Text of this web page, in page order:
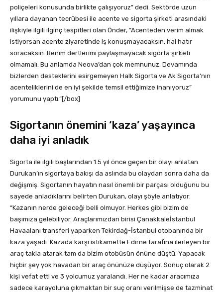
poliçeleri konusunda birlikte çalışıyoruz” dedi. Sektörde uzun
yıllara dayanan tecrübesi ile acente ve sigorta şirketi arasındaki
ilişkiyle ilgili ilginç tespitleri olan Önder, “Acenteden verim almak
istiyorsan acente ziyaretinde iş konuşmayacaksın, hal hatır
soracaksın. Benim dertlerimi paylaşmayacak sigorta şirketi
olmamalı. Bu anlamda Neova’dan çok memnunuz. Devamında
bizlerden desteklerini esirgemeyen Halk Sigorta ve Ak Sigorta’nın
acenteliklerini de en iyi şekilde temsil ettiğimize inanıyoruz”
yorumunu yaptı.”[/box]
Sigortanın önemini ‘kaza’ yaşayınca
daha iyi anladık
Sigorta ile ilgili başlarından 1.5 yıl önce geçen bir olayı anlatan
Durukan’ın sigortaya bakışı da aslında bu olaydan sonra daha da
değişmiş. Sigortanın hayatın nasıl önemli bir parçası olduğunu bu
sayede anladıklarını belirten Durukan, olayı şöyle anlatıyor:
“Kazanın nerde geleceği belli olmuyor. Herkes gibi bizim de
başımıza gelebiliyor. Araçlarımızdan birisi Çanakkaleİstanbul
Havaalanı transferi yaparken Tekirdağ-İstanbul otobanında bir
kaza yaşadı. Kazada karşı istikamette Edirne tarafına ilerleyen bir
araç takla atarak tam da bizim otobüsün önüne düştü. Yapacak
hiçbir şey yok havadan bir araç önünüze düşüyor. Sonuç olarak 2
kişi vefat etti ve 3 yolcumuz yaralandı. Her ne kadar aracımıza
sadece karayoluna çıkmaktan bir suç oranı verilmişse de tazminat